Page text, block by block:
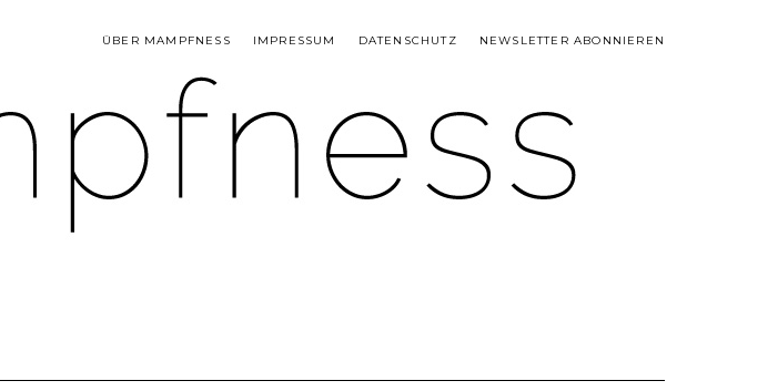
ÜBER MAMPFNESS IMPRESSUM DATENSCHUTZ NEWSLETTER ABONNIEREN